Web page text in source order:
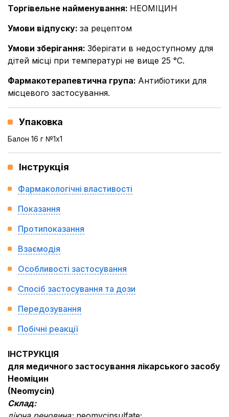
Торгівельне найменування: НЕОМІЦИН
Умови відпуску: за рецептом
Умови зберігання: Зберігати в недоступному для
дітей місці при температурі не вище 25 °С.
Фармакотерапевтична група: Антибіотики для
місцевого застосування.
Упаковка
Балон 16 г №1x1
Інструкція
Фармакологічні властивості
Показання
Протипоказання
Взаємодія
Особливості застосування
Спосіб застосування та дози
Передозування
Побічні реакції
ІНСТРУКЦІЯ
для медичного застосування лікарського засобу
Неоміцин
(Neomycin)
Склад: